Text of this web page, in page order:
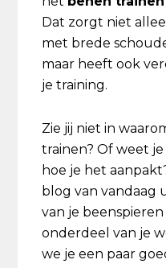
Dat zorgt niet
met brede
maar heeft ook
je training.
Zie jij niet in
trainen? Of weet
hoe je het
blog van vandaag
van je beenspieren
onderdeel van je
we je een paar